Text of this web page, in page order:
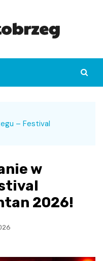
– Festival
w
2026!